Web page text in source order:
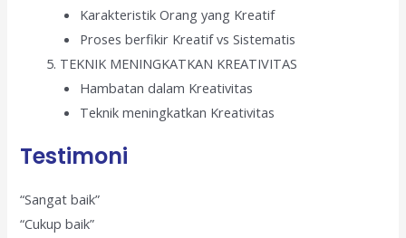
Karakteristik Orang yang Kreatif
Proses berfikir Kreatif vs Sistematis
TEKNIK MENINGKATKAN KREATIVITAS
Hambatan dalam Kreativitas
Teknik meningkatkan Kreativitas
Testimoni
“Sangat baik”
“Cukup baik”